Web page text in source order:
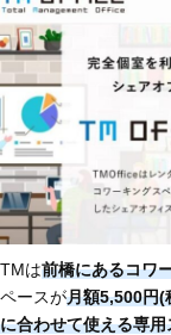
TMは前橋にあるコワ
ペースが月額5,500円(
に合わせて使える専